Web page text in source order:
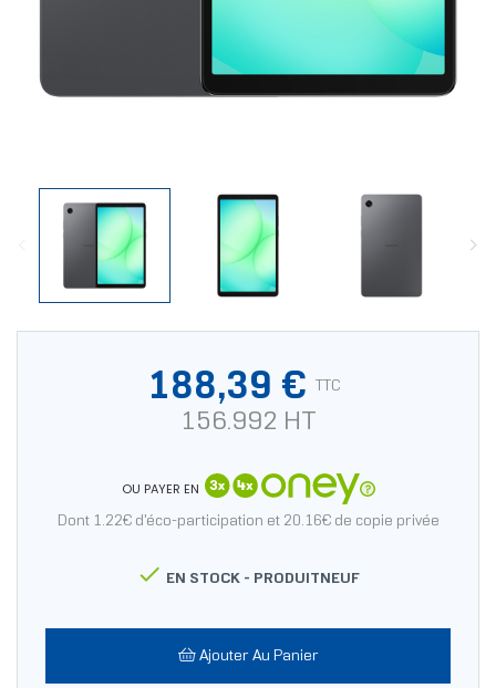
188,39 € TTC
156.992 HT
OU PAYER EN
Dont 1.22€ d'éco-participation et 20.16€ de copie privée
 EN STOCK - PRODUITNEUF
Ajouter Au Panier